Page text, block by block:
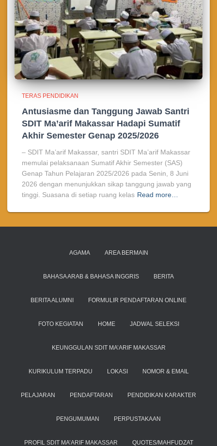
TERAS PENDIDIKAN
Antusiasme dan Tanggung Jawab Santri
SDIT Ma’arif Makassar Hadapi Sumatif
Akhir Semester Genap 2025/2026
– SDIT Ma’arif Makassar, santri SDIT Ma’arif Makassar
memulai pelaksanaan Sumatif Akhir Semester (SAS)
Genap Tahun Pelajaran 2025/2026 pada Senin, 8 Juni
2026 dengan menunjukkan sikap tanggung jawab yang
tinggi. Suasana di setiap ruang kelas Read more…
AGAMA AREA BERMAIN
BAHASA ARAB & BAHASA INGGRIS BERITA
BERITA ALUMNI FORMULIR PENDAFTARAN ONLINE
FOTO KEGIATAN HOME JADWAL SELEKSI
KEUNGGULAN SDIT MA’ARIF MAKASSAR
KURIKULUM TERPADU LOKASI NOMOR & EMAIL
PELAJARAN PENDAFTARAN PENDIDIKAN KARAKTER
PENGUMUMAN PERPUSTAKAAN
PROFIL SDIT MA’ARIF MAKASSAR QUOTES/MAHFUDZAT